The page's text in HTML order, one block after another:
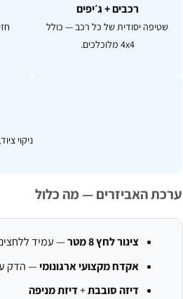
רכבים + ג׳יפים
שטיפה יסודית של כל רכב — כולל
4x4 מלוכלכים.
ניקוי
ערכת האביזרים — מה כלול
צינור לחץ 8 מטר
— עמיד
אקדח מקצועי ארגונומי— הדק
דיזה סובבת+דיזת מניפה